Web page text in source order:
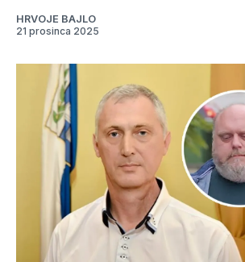
HRVOJE BAJLO
21 prosinca 2025